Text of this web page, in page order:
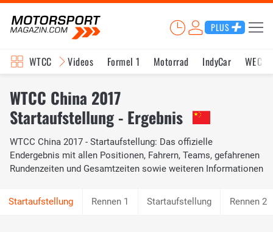
PLUS
WTCC Videos Formel 1 Motorrad IndyCar WEC
WTCC China 2017
Startaufstellung - Ergebnis
WTCC China 2017 - Startaufstellung: Das offizielle
Endergebnis mit allen Positionen, Fahrern, Teams, gefahrenen
Rundenzeiten und Gesamtzeiten sowie weiteren Informationen
Rennen 1 Startaufstellung Rennen 2